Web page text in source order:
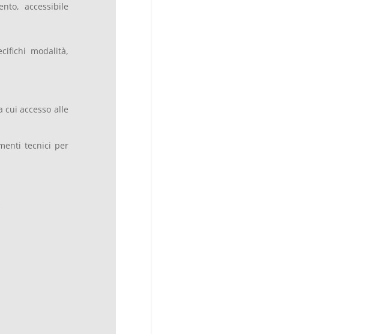
accessibile
modalità,
accesso alle
tecnici per